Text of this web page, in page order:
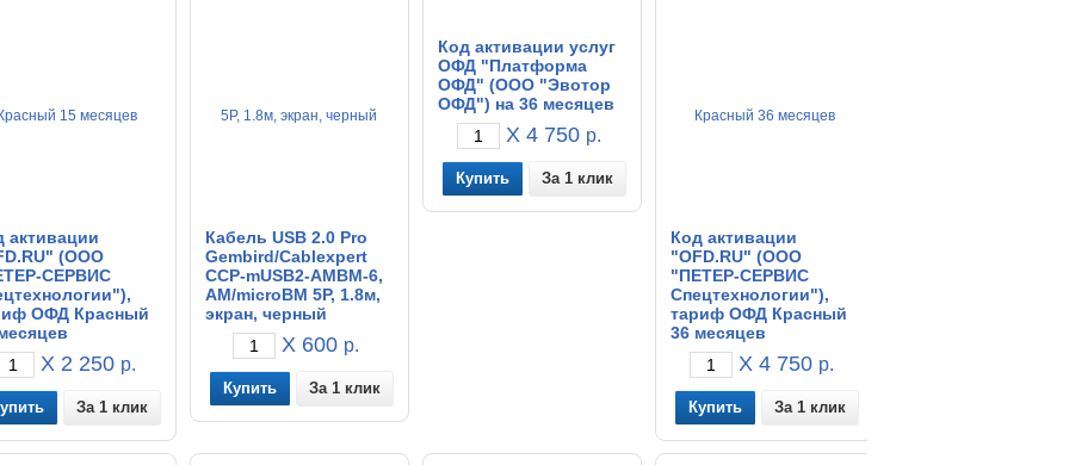
активации
(ООО
СЕРВИС
ОФД Красный
X 2 250 р.
За 1 клик
Кабель USB 2.0 Pro
Gembird/Cablexpert
CCP-mUSB2-AMBM-6,
AM/microBM 5P, 1.8м,
экран, черный
X 600 р.
За 1 клик
Код активации услуг
ОФД "Платформа
ОФД" (ООО "Эвотор
ОФД") на 36 месяцев
X 4 750 р.
За 1 клик
Код активации
"OFD.RU" (ООО
"ПЕТЕР-СЕРВИС
Спецтехнологии"),
тариф ОФД Красный
36 месяцев
X 4 750 р.
За 1 клик